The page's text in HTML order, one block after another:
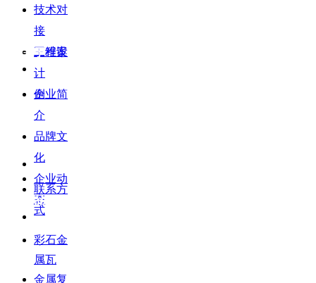
技术对
接
三维设
计
工程案
例
关于
企业简
介
品牌文
化
企业动
态
联系方
式
产品
彩石金
属瓦
金属复